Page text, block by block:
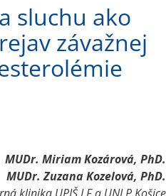
sluchu ako
závažnej